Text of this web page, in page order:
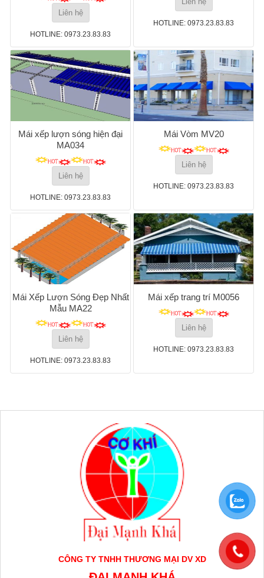
Liên hệ
HOTLINE: 0973.23.83.83
HOTLINE: 0973.23.83.83
Mái xếp lượn sóng hiện đại
MA034
Liên hệ
HOTLINE: 0973.23.83.83
Mái Vòm MV20
Liên hệ
HOTLINE: 0973.23.83.83
Mái Xếp Lượn Sóng Đẹp Nhất
Mẫu MA22
Liên hệ
HOTLINE: 0973.23.83.83
Mái xếp trang trí M0056
Liên hệ
HOTLINE: 0973.23.83.83
CÔNG TY TNHH THƯƠNG MẠI DV XD